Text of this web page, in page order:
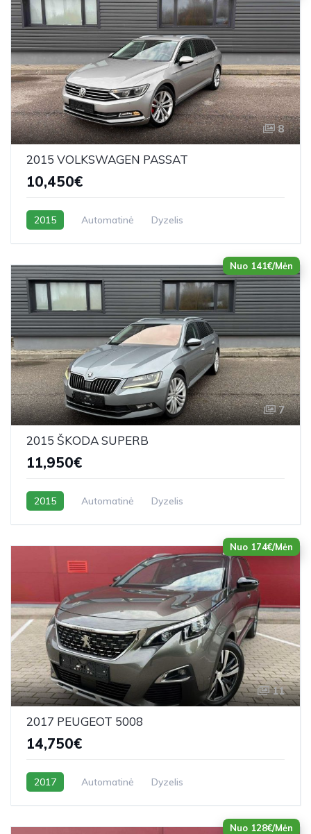
8
2015 VOLKSWAGEN PASSAT
10,450€
2015 Automatinė Dyzelis
Nuo 141€/Mėn
7
2015 ŠKODA SUPERB
11,950€
2015 Automatinė Dyzelis
Nuo 174€/Mėn
11
2017 PEUGEOT 5008
14,750€
2017 Automatinė Dyzelis
Nuo 128€/Mėn